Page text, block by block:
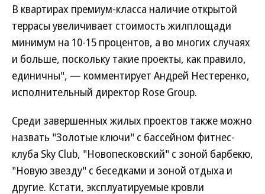
В квартирах премиум-класса наличие открытой
террасы увеличивает стоимость жилплощади
минимум на 10-15 процентов, а во многих случаях
и больше, поскольку такие проекты, как правило,
единичны", — комментирует Андрей Нестеренко,
исполнительный директор Rose Group.
Среди завершенных жилых проектов также можно
назвать "Золотые ключи" с бассейном фитнес-
клуба Sky Club, "Новопесковский" с зоной барбекю,
"Новую звезду" с беседками и зоной отдыха и
другие. Кстати, эксплуатируемые кровли